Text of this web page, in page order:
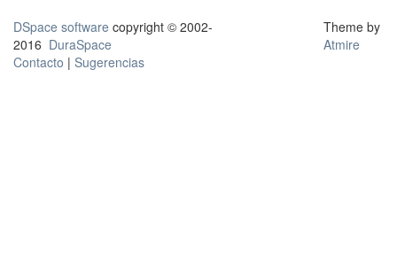
DSpace software copyright © 2002-
2016 DuraSpace
Contacto | Sugerencias
Theme by
Atmire